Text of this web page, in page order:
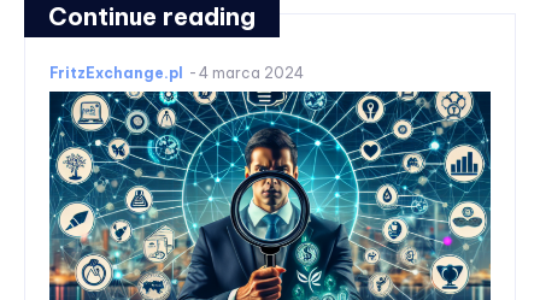
Continue reading
FritzExchange.pl - 4 marca 2024